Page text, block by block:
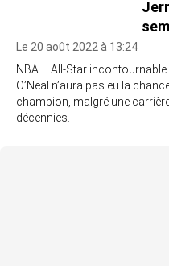
Le 20 août 2022 à 13:24
NBA – All-Star
O’Neal n’aura pas eu la
champion, malgré une
décennies.